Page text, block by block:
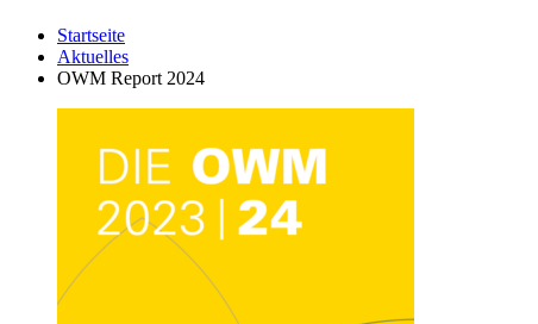
Startseite
Aktuelles
OWM Report 2024